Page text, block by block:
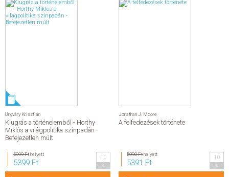
Ungváry Krisztián
Kiugrás a történelemből - Horthy
Miklós a világpolitika színpadán -
Befejezetlen múlt
5999 Fthelyett
5399 Ft
10
Jonathan J. Moore
A felfedezések története
5990 Fthelyett
5391 Ft
10